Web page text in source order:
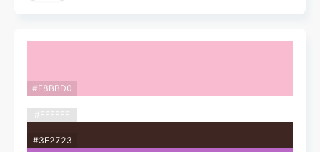
#F8BBD0
#FFFFFF
#3E2723